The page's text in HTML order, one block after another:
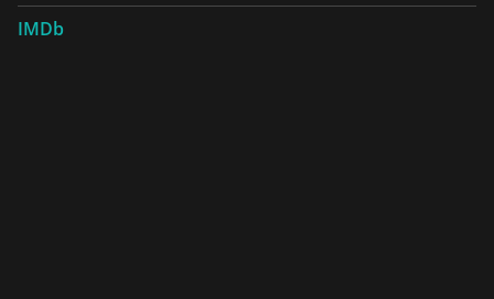
IMDb